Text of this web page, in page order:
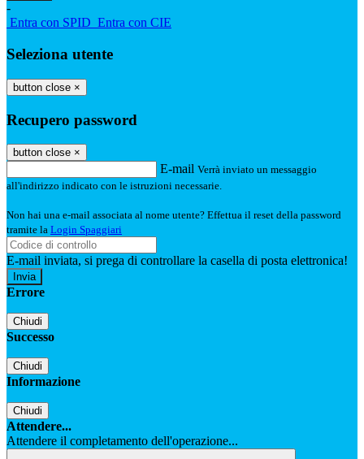
-
Entra con SPID Entra con CIE
Seleziona utente
button close ×
Recupero password
button close ×
E-mail Verrà inviato un messaggio
all'indirizzo indicato con le istruzioni necessarie.
Non hai una e-mail associata al nome utente? Effettua il reset della password
tramite la Login Spaggiari
E-mail inviata, si prega di controllare la casella di posta elettronica!
Errore
Chiudi
Successo
Chiudi
Informazione
Chiudi
Attendere...
Attendere il completamento dell'operazione...